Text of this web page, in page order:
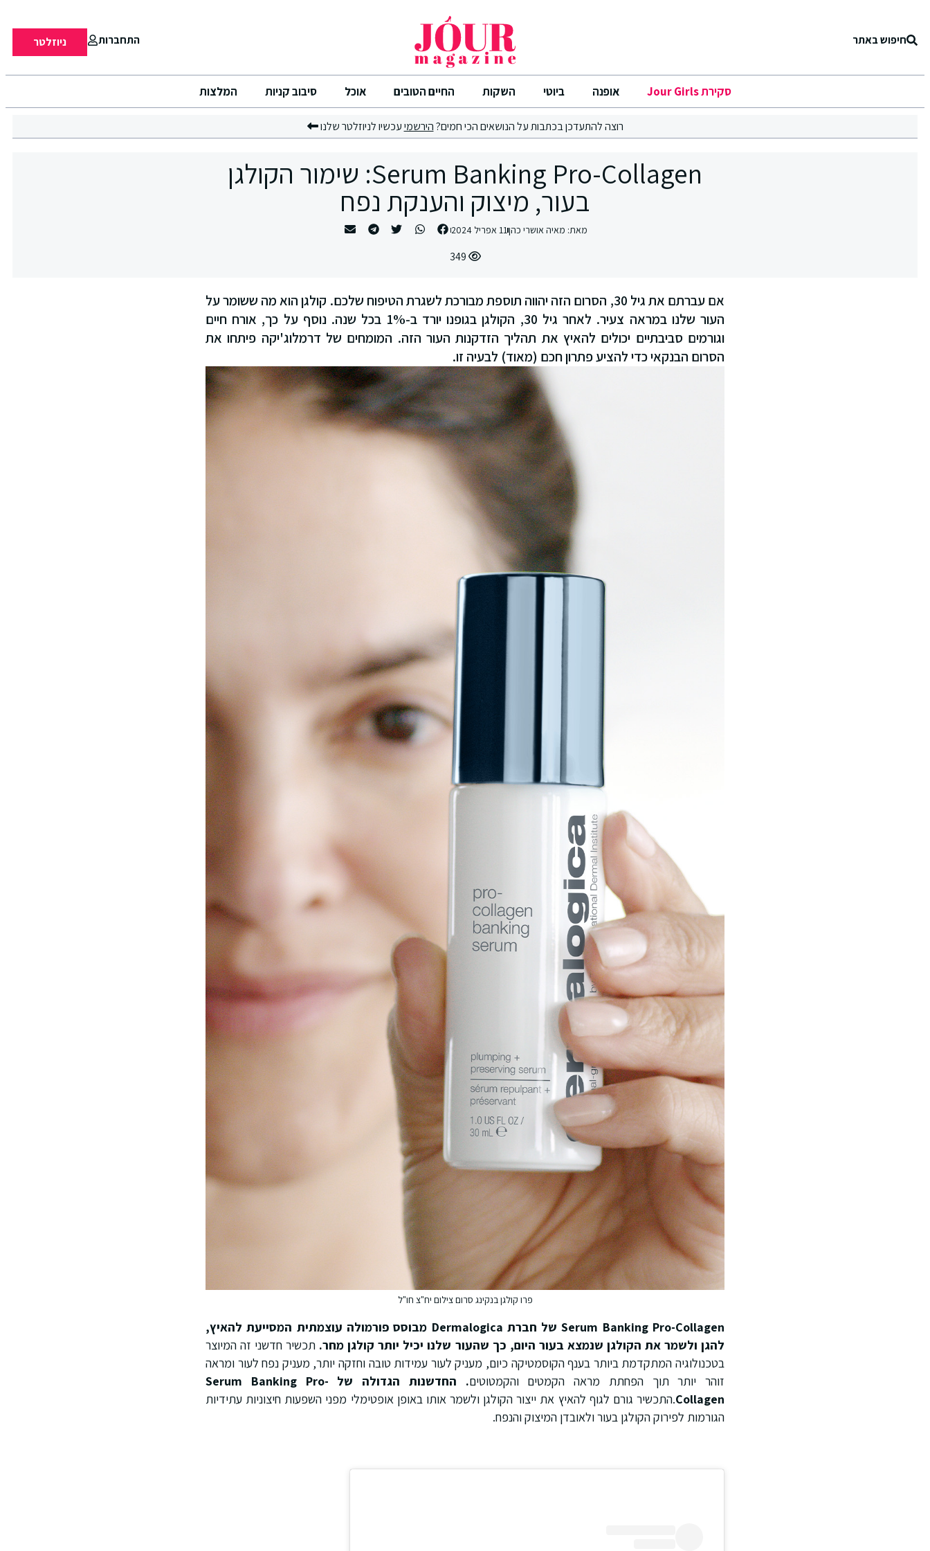
חיפוש באתר התחברות ניוזלטר
סקירת Jour Girls אופנה ביוטי השקות החיים הטובים אוכל סיבוב קניות המלצות
רוצה להתעדכן בכתבות על הנושאים הכי חמים?הירשמיעכשיו לניוזלטר שלנו
Serum Banking Pro-Collagen: שימור הקולגן
בעור, מיצוק והענקת נפח
מאת: מאיה אושרי כהן11 אפריל 2024
אם עברתם את גיל 30, הסרום הזה יהווה תוספת מבורכת לשגרת הטיפוח שלכם. קולגן הוא מה ששומר על
העור שלנו במראה צעיר. לאחר גיל 30, הקולגן בגופנו יורד ב-1% בכל שנה. נוסף על כך, אורח חיים
וגורמים סביבתיים יכולים להאיץ את תהליך הזדקנות העור הזה. המומחים של דרמלוג'יקה פיתחו את
הסרום הבנקאי כדי להציע פתרון חכם (מאוד) לבעיה זו.
פרו קולגן בנקינג סרום צילום יח"צ חו"ל
Serum Banking Pro-Collagenשל חברת Dermalogica מבוסס פורמולה עוצמתית המסייעת להאיץ,
להגן ולשמר את הקולגן שנמצא בעור היום, כך שהעור שלנו יכיל יותר קולגן מחר. תכשיר חדשני זה המיוצר
בטכנולוגיה המתקדמת ביותר בענף הקוסמטיקה כיום, מעניק לעור עמידות טובה וחזקה יותר, מעניק נפח לעור ומראה
זוהר יותר תוך הפחתת מראה הקמטים והקמטוטים. החדשנות הגדולה של Serum Banking Pro-
Collagen.התכשיר גורם לגוף להאיץ את ייצור הקולגן ולשמר אותו באופן אופטימלי מפני השפעות חיצוניות עתידיות
הגורמות לפירוק הקולגן בעור ולאובדן המיצוק והנפח.